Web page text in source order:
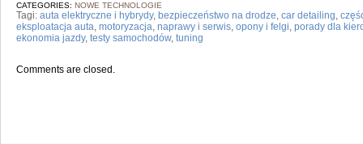
CATEGORIES: NOWE TECHNOLOGIE
Tagi: auta elektryczne i hybrydy, bezpieczeństwo na drodze, car detailing,
eksploatacja auta, motoryzacja, naprawy i serwis, opony i felgi, porady dla
ekonomia jazdy, testy samochodów, tuning
Comments are closed.